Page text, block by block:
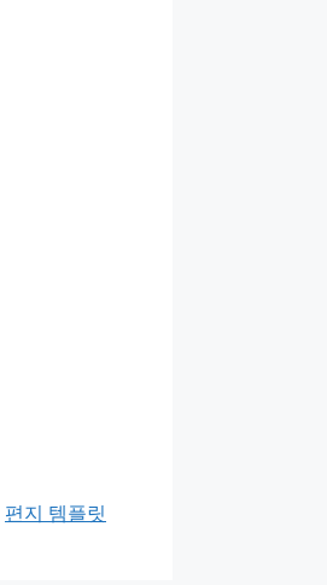
편지 템플릿